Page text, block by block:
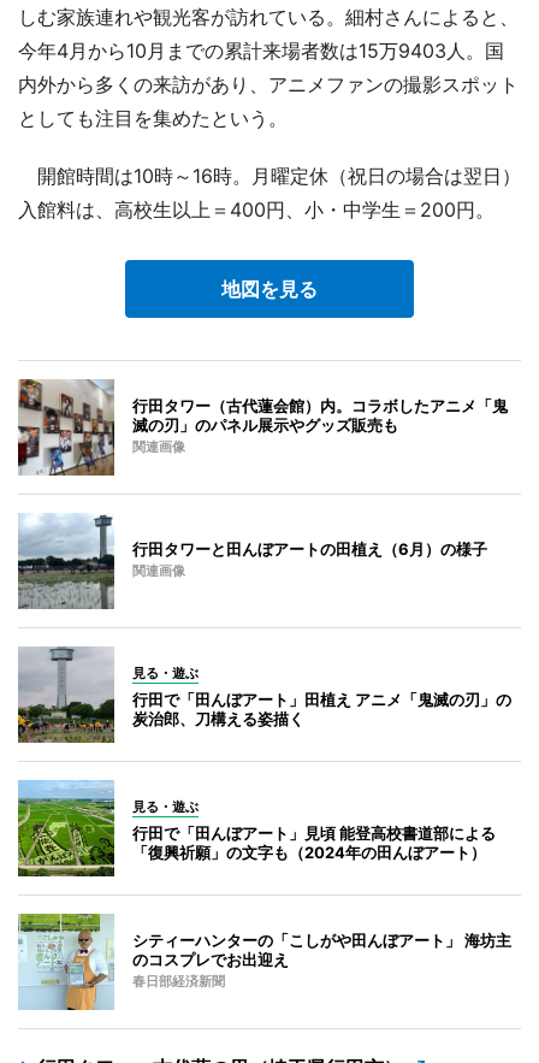
しむ家族連れや観光客が訪れている。細村さんによると、
今年4月から10月までの累計来場者数は15万9403人。国
内外から多くの来訪があり、アニメファンの撮影スポット
としても注目を集めたという。
開館時間は10時～16時。月曜定休（祝日の場合は翌日）
入館料は、高校生以上＝400円、小・中学生＝200円。
地図を見る
行田タワー（古代蓮会館）内。コラボしたアニメ「鬼
滅の刃」のパネル展示やグッズ販売も
関連画像
行田タワーと田んぼアートの田植え（6月）の様子
関連画像
見る・遊ぶ
行田で「田んぼアート」田植え アニメ「鬼滅の刃」の
炭治郎、刀構える姿描く
見る・遊ぶ
行田で「田んぼアート」見頃 能登高校書道部による
「復興祈願」の文字も（2024年の田んぼアート）
シティーハンターの「こしがや田んぼアート」 海坊主
のコスプレでお出迎え
春日部経済新聞